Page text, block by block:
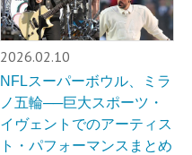
2026.02.10
NFLスーパーボウル、ミラ
ノ五輪──巨大スポーツ・
イヴェントでのアーティス
ト・パフォーマンスまとめ